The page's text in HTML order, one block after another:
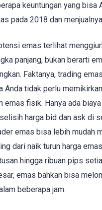
keuntungan yang bisa
pada 2018 dan
emas terlihat
panjang, bukan berarti
Faktanya, trading
Anda tidak perlu
emas fisik. Hanya ada
harga bid dan ask di
emas bisa lebih mudah
dari naik turun harga
hingga ribuan pips
emas bahkan bisa
beberapa jam.